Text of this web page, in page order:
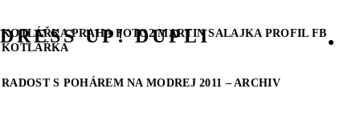
DRESS UP! DUPLI
KOTLÁŘKA PRAHA FOTO2 MARTIN SALAJKA PROFIL FB
KOTLÁŘKA
RADOST S POHÁREM NA MODREJ 2011 – ARCHIV